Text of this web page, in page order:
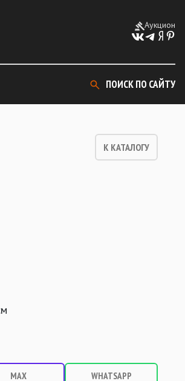
Аукцион
ПОИСК ПО САЙТУ
К КАТАЛОГУ
MAX WHATSAPP